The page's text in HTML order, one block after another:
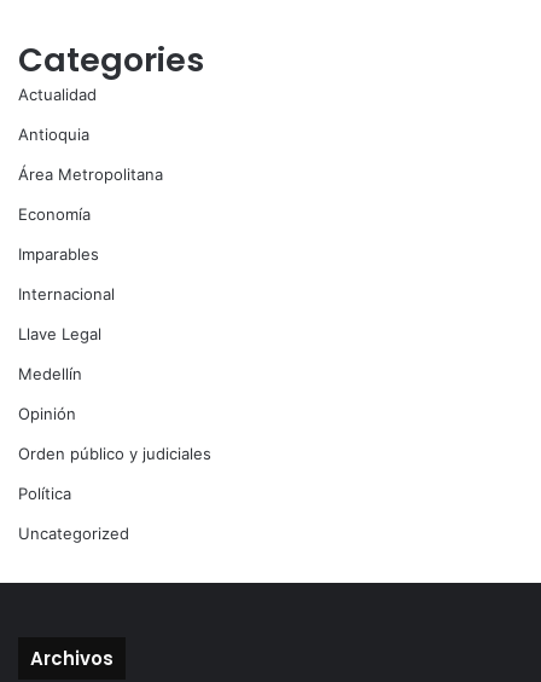
Categories
Actualidad
Antioquia
Área Metropolitana
Economía
Imparables
Internacional
Llave Legal
Medellín
Opinión
Orden público y judiciales
Política
Uncategorized
Archivos